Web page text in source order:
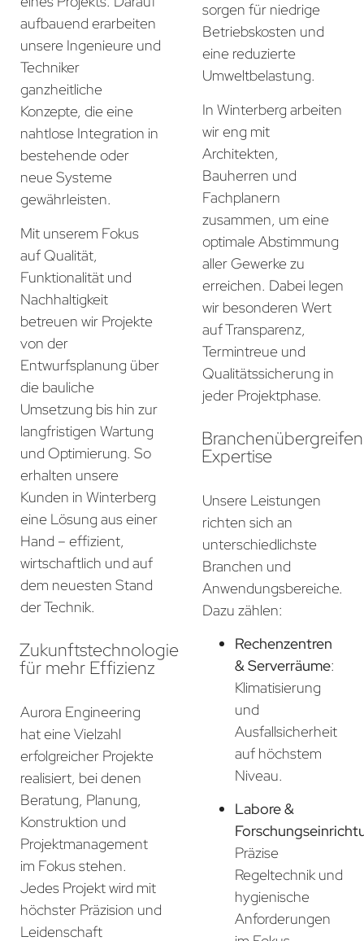
aufbauend erarbeiten
unsere Ingenieure und
Techniker
ganzheitliche
Konzepte, die eine
nahtlose Integration in
bestehende oder
neue Systeme
gewährleisten.
Mit unserem Fokus
auf Qualität,
Funktionalität und
Nachhaltigkeit
betreuen wir Projekte
von der
Entwurfsplanung über
die bauliche
Umsetzung bis hin zur
langfristigen Wartung
und Optimierung. So
erhalten unsere
Kunden in Winterberg
eine Lösung aus einer
Hand – effizient,
wirtschaftlich und auf
dem neuesten Stand
der Technik.
Zukunftstechnologie
für mehr Effizienz
Aurora Engineering
hat eine Vielzahl
erfolgreicher Projekte
realisiert, bei denen
Beratung, Planung,
Konstruktion und
Projektmanagement
im Fokus stehen.
Jedes Projekt wird mit
höchster Präzision und
Leidenschaft
sorgen für niedrige
Betriebskosten und
eine reduzierte
Umweltbelastung.
In Winterberg arbeiten
wir eng mit
Architekten,
Bauherren und
Fachplanern
zusammen, um eine
optimale Abstimmung
aller Gewerke zu
erreichen. Dabei legen
wir besonderen Wert
auf Transparenz,
Termintreue und
Qualitätssicherung in
jeder Projektphase.
Expertise
Unsere Leistungen
richten sich an
unterschiedlichste
Branchen und
Anwendungsbereiche.
Dazu zählen:
Rechenzentren
& Serverräume:
Klimatisierung
und
Ausfallsicherheit
auf höchstem
Niveau.
Labore &
Präzise
Regeltechnik und
hygienische
Anforderungen